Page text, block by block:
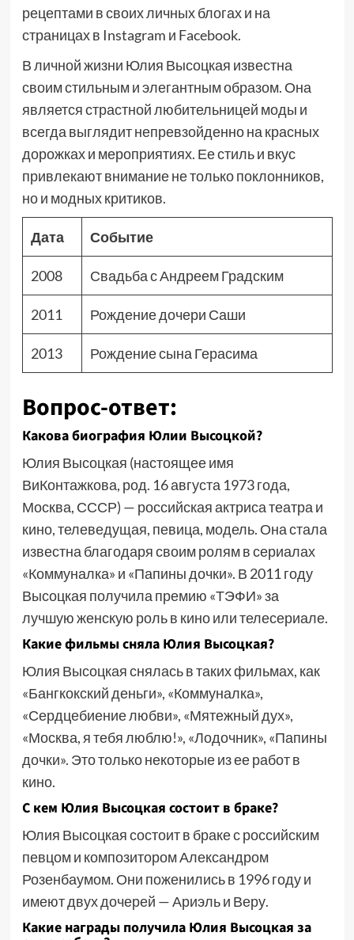
рецептами в своих личных блогах и на
страницах в Instagram и Facebook.
В личной жизни Юлия Высоцкая известна
своим стильным и элегантным образом. Она
является страстной любительницей моды и
всегда выглядит непревзойденно на красных
дорожках и мероприятиях. Ее стиль и вкус
привлекают внимание не только поклонников,
но и модных критиков.
Дата Событие
2008 Свадьба с Андреем Градским
2011 Рождение дочери Саши
2013 Рождение сына Герасима
Вопрос-ответ:
Какова биография Юлии Высоцкой?
Юлия Высоцкая (настоящее имя
ВиКонтажкова, род. 16 августа 1973 года,
Москва, СССР) — российская актриса театра и
кино, телеведущая, певица, модель. Она стала
известна благодаря своим ролям в сериалах
«Коммуналка» и «Папины дочки». В 2011 году
Высоцкая получила премию «ТЭФИ» за
лучшую женскую роль в кино или телесериале.
Какие фильмы сняла Юлия Высоцкая?
Юлия Высоцкая снялась в таких фильмах, как
«Бангкокский деньги», «Коммуналка»,
«Сердцебиение любви», «Мятежный дух»,
«Москва, я тебя люблю!», «Лодочник», «Папины
дочки». Это только некоторые из ее работ в
кино.
С кем Юлия Высоцкая состоит в браке?
Юлия Высоцкая состоит в браке с российским
певцом и композитором Александром
Розенбаумом. Они поженились в 1996 году и
имеют двух дочерей — Ариэль и Веру.
Какие награды получила Юлия Высоцкая за